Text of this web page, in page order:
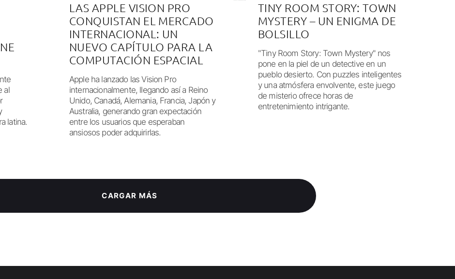
al
latina.
LAS APPLE VISION PRO
CONQUISTAN EL MERCADO
INTERNACIONAL: UN
NUEVO CAPÍTULO PARA LA
COMPUTACIÓN ESPACIAL
Apple ha lanzado las Vision Pro
internacionalmente, llegando así a Reino
Unido, Canadá, Alemania, Francia, Japón y
Australia, generando gran expectación
entre los usuarios que esperaban
ansiosos poder adquirirlas.
TINY ROOM STORY: TOWN
MYSTERY – UN ENIGMA DE
BOLSILLO
"Tiny Room Story: Town Mystery" nos
pone en la piel de un detective en un
pueblo desierto. Con puzzles inteligentes
y una atmósfera envolvente, este juego
de misterio ofrece horas de
entretenimiento intrigante.
CARGAR MÁS